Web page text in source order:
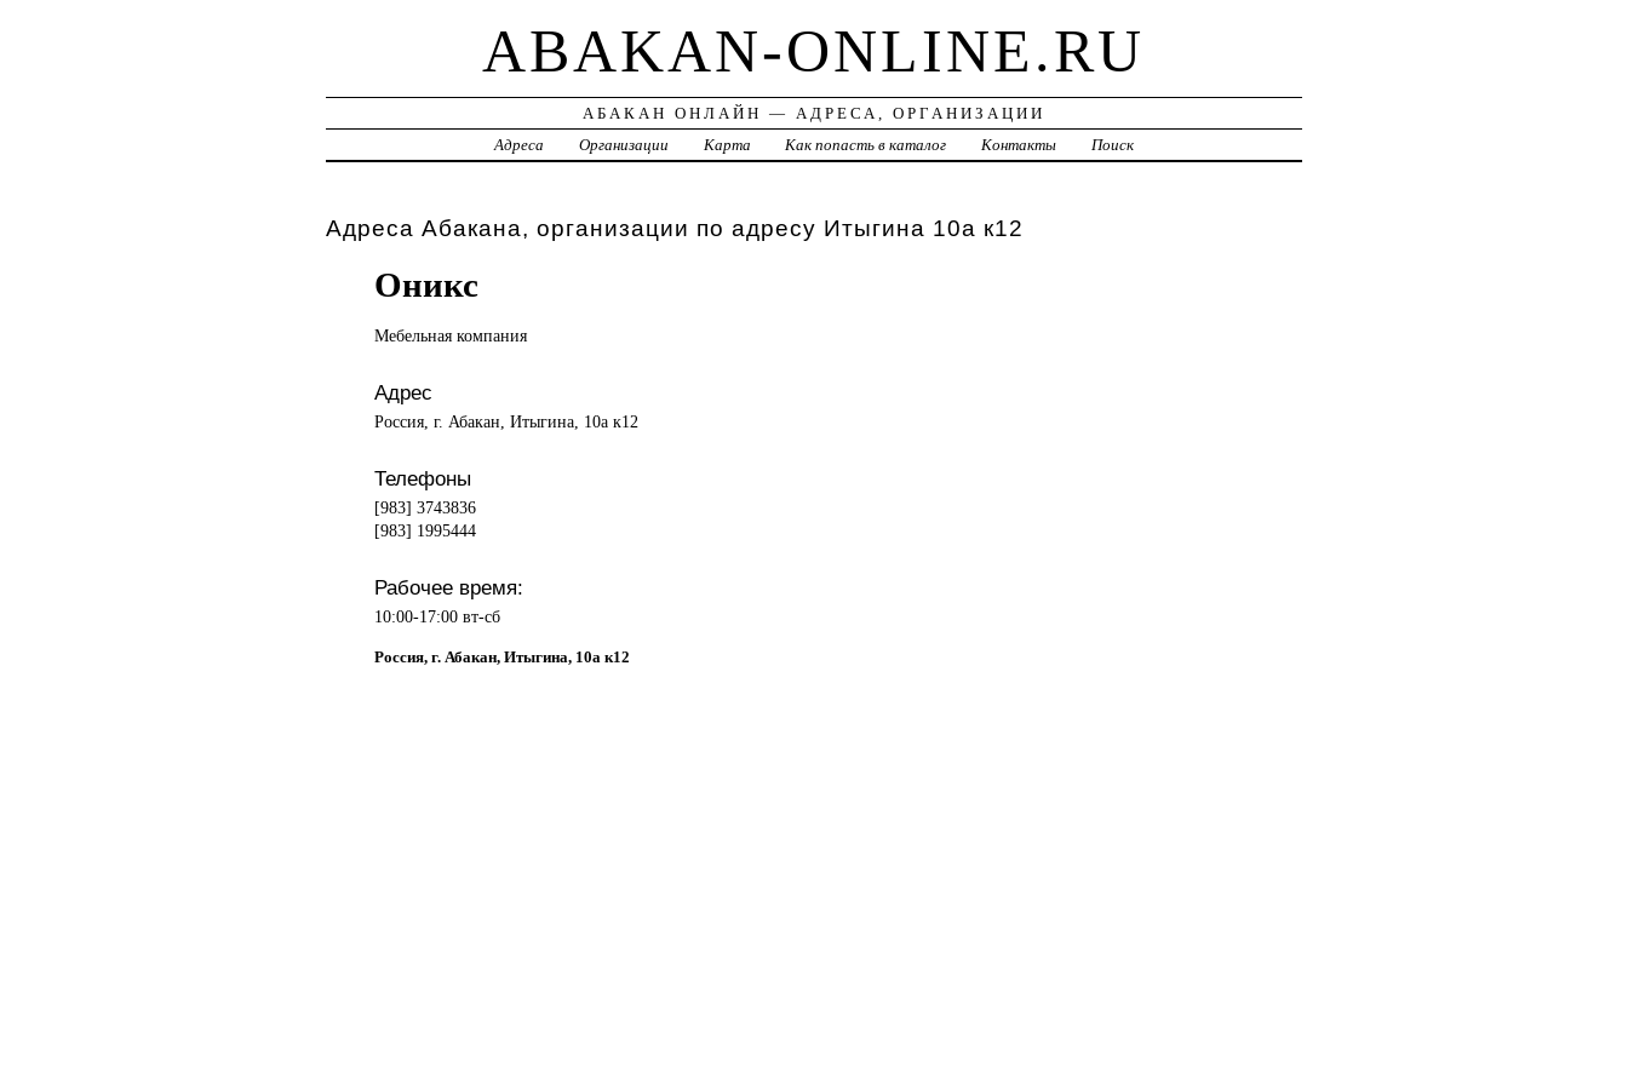
ABAKAN-ONLINE.RU
АБАКАН ОНЛАЙН — АДРЕСА, ОРГАНИЗАЦИИ
Адреса
Организации Карта Как попасть в каталог Контакты Поиск
Адреса Абакана, организации по адресу Итыгина 10а к12
Оникс
Мебельная компания
Адрес
Россия, г. Абакан, Итыгина, 10а к12
Телефоны
[983] 3743836
[983] 1995444
Рабочее время:
10:00-17:00 вт-сб
Россия, г. Абакан, Итыгина, 10а к12